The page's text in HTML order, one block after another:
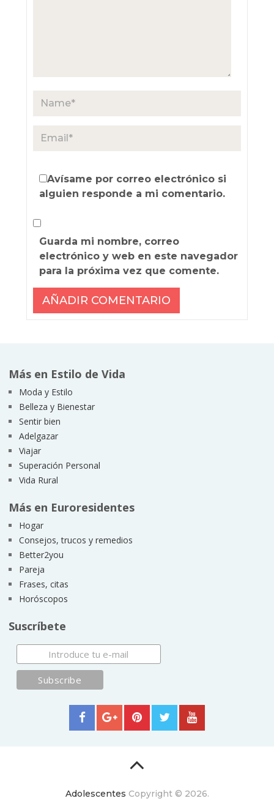
Avísame por correo electrónico si
alguien responde a mi comentario.
Guarda mi nombre, correo
electrónico y web en este navegador
para la próxima vez que comente.
Más en Estilo de Vida
Moda y Estilo
Belleza y Bienestar
Sentir bien
Adelgazar
Viajar
Superación Personal
Vida Rural
Más en Euroresidentes
Hogar
Consejos, trucos y remedios
Better2you
Pareja
Frases, citas
Horóscopos
Suscríbete
Adolescentes Copyright © 2026.